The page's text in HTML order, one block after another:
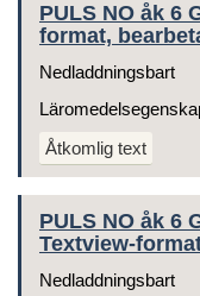
PULS NO åk 6
format,
Nedladdningsbart
Åtkomlig text
PULS NO åk 6
Textview-
Nedladdningsbart